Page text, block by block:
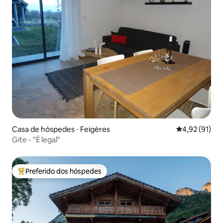
Casa de hóspedes ⋅ Feigères 4,92 de uma
4,92 (91)
Gite - "É legal"
Entre os melhores preferidos dos hóspedes
Preferido dos hóspedes